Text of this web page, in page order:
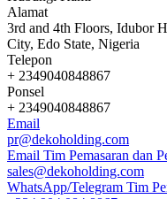
Alamat
3rd and 4th Floors, Idubor
City, Edo State, Nigeria
Telepon
+ 2349040848867
Ponsel
+ 2349040848867
Email
pr@dekoholding.com
Email Tim Pemasaran dan
sales@dekoholding.com
WhatsApp/Telegram Tim